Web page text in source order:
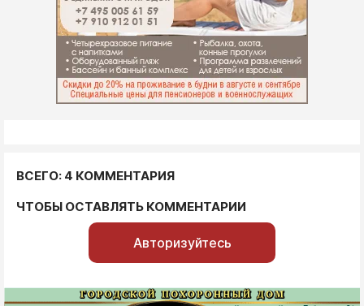
ВСЕГО: 4 КОММЕНТАРИЯ
ЧТОБЫ ОСТАВЛЯТЬ КОММЕНТАРИИ
Авторизуйтесь